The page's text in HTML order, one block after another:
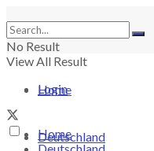
No Result
View All Result
Login
Home
Deutschland
Home